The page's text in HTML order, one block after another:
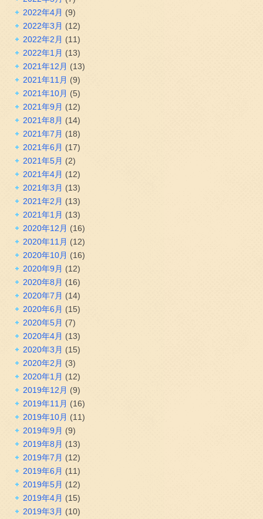
2022年4月 (9)
2022年3月 (12)
2022年2月 (11)
2022年1月 (13)
2021年12月 (13)
2021年11月 (9)
2021年10月 (5)
2021年9月 (12)
2021年8月 (14)
2021年7月 (18)
2021年6月 (17)
2021年5月 (2)
2021年4月 (12)
2021年3月 (13)
2021年2月 (13)
2021年1月 (13)
2020年12月 (16)
2020年11月 (12)
2020年10月 (16)
2020年9月 (12)
2020年8月 (16)
2020年7月 (14)
2020年6月 (15)
2020年5月 (7)
2020年4月 (13)
2020年3月 (15)
2020年2月 (3)
2020年1月 (12)
2019年12月 (9)
2019年11月 (16)
2019年10月 (11)
2019年9月 (9)
2019年8月 (13)
2019年7月 (12)
2019年6月 (11)
2019年5月 (12)
2019年4月 (15)
2019年3月 (10)